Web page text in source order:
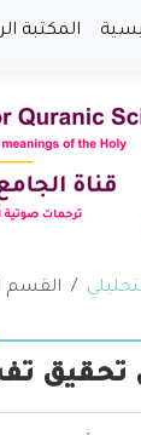
المكتبة
القسم
تحقيق